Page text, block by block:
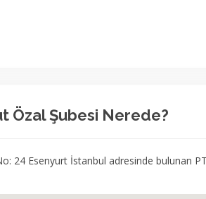
Özal Şubesi Nerede?
24 Esenyurt İstanbul adresinde bulunan